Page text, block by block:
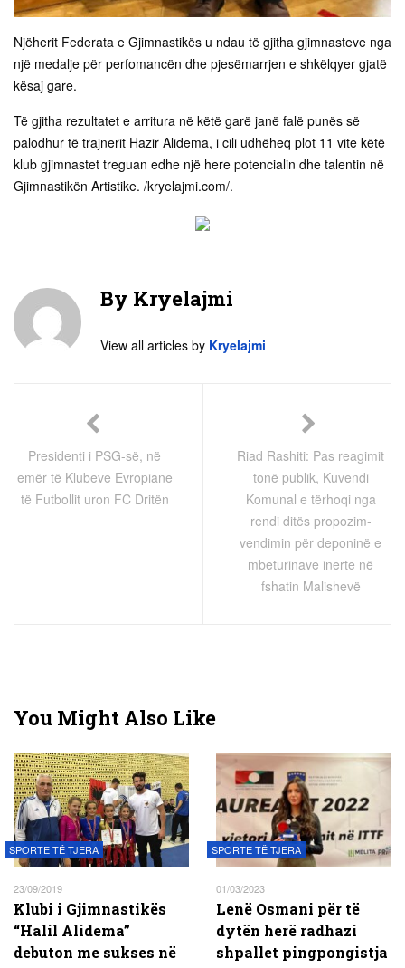
Njëherit Federata e Gjimnastikës u ndau të gjitha gjimnasteve nga
një medalje për perfomancën dhe pjesëmarrjen e shkëlqyer gjatë
kësaj gare.
Të gjitha rezultatet e arritura në këtë garë janë falë punës së
palodhur të trajnerit Hazir Alidema, i cili udhëheq plot 11 vite këtë
klub gjimnastet treguan edhe një here potencialin dhe talentin në
Gjimnastikën Artistike. /kryelajmi.com/.
By Kryelajmi
View all articles by Kryelajmi
Presidenti i PSG-së, në
emër të Klubeve Evropiane
të Futbollit uron FC Dritën
Riad Rashiti: Pas reagimit
tonë publik, Kuvendi
Komunal e tërhoqi nga
rendi ditës propozim-
vendimin për deponinë e
mbeturinave inerte në
fshatin Malishevë
You Might Also Like
SPORTE TË TJERA
23/09/2019
Klubi i Gjimnastikës
“Halil Alidema”
debuton me sukses në
SPORTE TË TJERA
01/03/2023
Lenë Osmani për të
dytën herë radhazi
shpallet pingpongistja